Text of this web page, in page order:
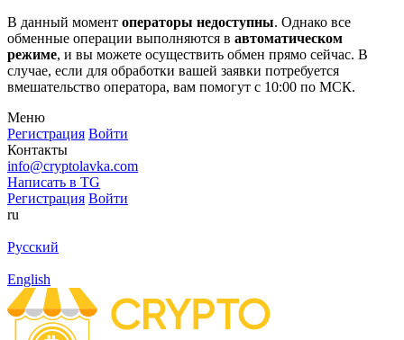
В данный момент операторы недоступны. Однако все
обменные операции выполняются в автоматическом
режиме, и вы можете осуществить обмен прямо сейчас. В
случае, если для обработки вашей заявки потребуется
вмешательство оператора, вам помогут с 10:00 по МСК.
Меню
Регистрация Войти
Контакты
info@cryptolavka.com
Написать в TG
Регистрация Войти
ru
Русский
English